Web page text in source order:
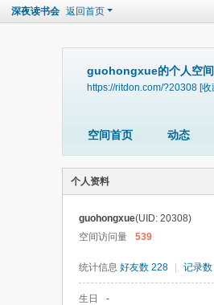
深夜读书会 返回首页
guohongxue的个人空间
https://ritdon.com/?20308 [收
空间首页 动态
个人资料
guohongxue(UID: 20308)
空间访问量
539
统计信息 好友数 228 记录
生日 -